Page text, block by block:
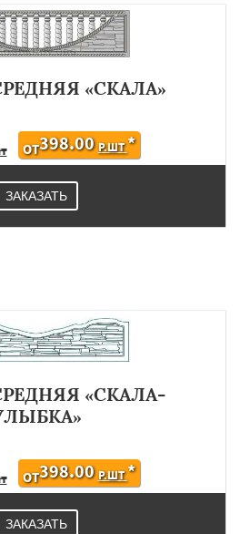
«СКАЛА»
ОТ398.00 Р.ШТ*
ЗАКАЗАТЬ
«СКАЛА-
ОТ398.00 Р.ШТ*
ЗАКАЗАТЬ